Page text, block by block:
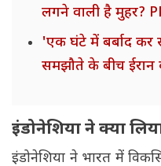
लगने वाली है मुहर?
'एक घंटे में बर्बाद कर
समझौते के बीच ईरान
इंडोनेशिया ने क्या
इंडोनेशिया ने भारत में